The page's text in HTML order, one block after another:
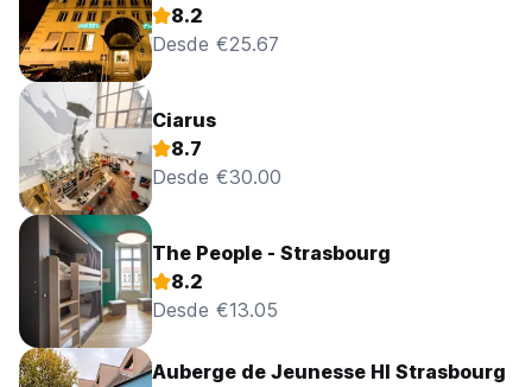
8.2
Desde €25.67
Ciarus
8.7
Desde €30.00
The People - Strasbourg
8.2
Desde €13.05
Auberge de Jeunesse HI Strasbourg